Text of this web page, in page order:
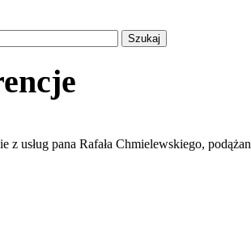
z usług pana Rafała Chmielewskiego,